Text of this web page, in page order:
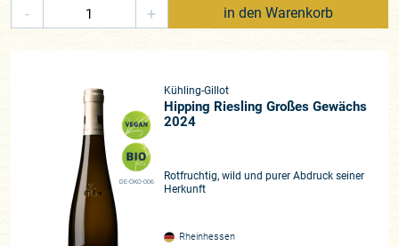
- + in den Warenkorb
DE-ÖKO-006
Kühling-Gillot
Hipping Riesling Großes Gewächs
2024
Rotfruchtig, wild und purer Abdruck seiner
Herkunft
Rheinhessen